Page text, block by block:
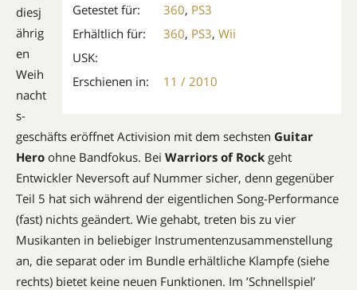
Getestet für:
360, PS3
Erhältlich für:
360, PS3, Wii
USK:
Erschienen in:
11 / 2010
diesj
ährig
en
Weih
nacht
s­
geschäfts eröffnet Activision mit dem sechsten Guitar
Hero ohne Bandfokus. Bei Warriors of Rock geht
Entwickler Neversoft auf Nummer sicher, denn gegenüber
Teil 5 hat sich während der eigentlichen Song-Performance
(fast) nichts geändert. Wie gehabt, treten bis zu vier
Musikanten in beliebiger Instrumentenzusammenstellung
an, die separat oder im Bundle erhältliche Klampfe (siehe
rechts) bietet keine neuen Funktionen. Im ’Schnellspiel’